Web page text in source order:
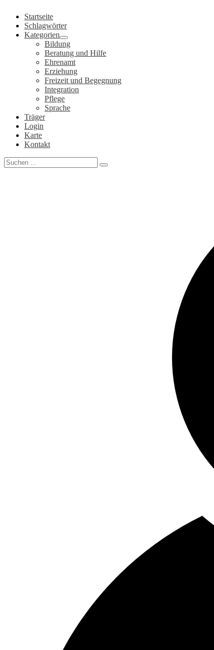
Inhalt
springen
Startseite
Schlagwörter
Kategorien
Bildung
Beratung und Hilfe
Ehrenamt
Erziehung
Freizeit und Begegnung
Integration
Pflege
Sprache
Träger
Login
Karte
Kontakt
Search
for: